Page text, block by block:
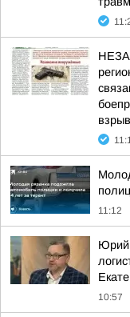
11:12
Юрий
10:57